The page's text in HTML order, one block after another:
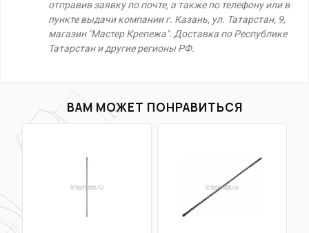
отправив заявку по почте, а также по телефону или в
пункте выдачи компании г. Казань, ул. Татарстан, 9,
магазин "Мастер Крепежа". Доставка по Республике
Татарстан и другие регионы РФ.
ВАМ МОЖЕТ ПОНРАВИТЬСЯ